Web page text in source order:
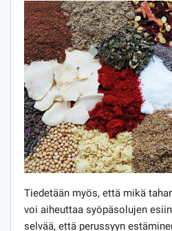
Tiedetään myös, että mikä
voi aiheuttaa syöpäsolujen
selvää, että perussyyn